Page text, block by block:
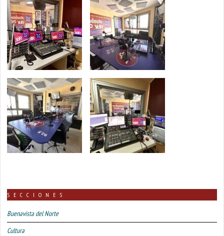
SECCIONES
Buenavista del Norte
Cultura